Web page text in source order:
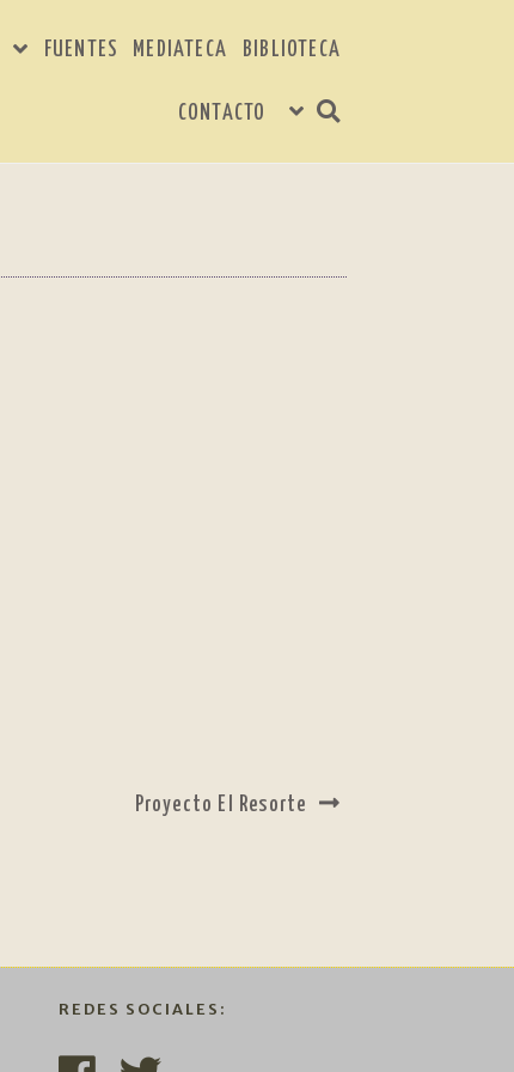
FUENTES MEDIATECA BIBLIOTECA
CONTACTO
Siguiente:
Proyecto El Resorte
REDES SOCIALES: